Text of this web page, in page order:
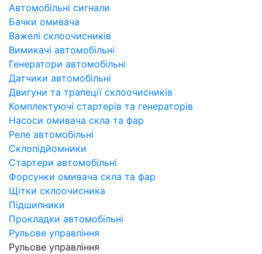
Автомобільні сигнали
Бачки омивача
Важелі склоочисників
Вимикачі автомобільні
Генератори автомобільні
Датчики автомобільні
Двигуни та трапеції склоочисників
Комплектуючі стартерів та генераторів
Насоси омивача скла та фар
Реле автомобільні
Склопідйомники
Стартери автомобільні
Форсунки омивача скла та фар
Щітки склоочисника
Підшипники
Прокладки автомобільні
Рульове управління
Рульове управління